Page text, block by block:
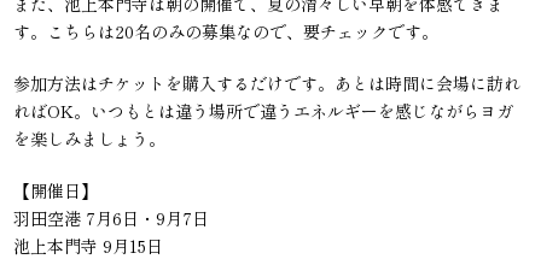
す。こちらは20名のみの募集なので、要チェックです。
参加方法はチケットを購入するだけです。あとは時間に会場に訪れ
ればOK。いつもとは違う場所で違うエネルギーを感じながらヨガ
を楽しみましょう。
【開催日】
羽田空港 7月6日・9月7日
池上本門寺 9月15日